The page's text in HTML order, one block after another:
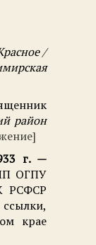
/
район
г.
ОГПУ
РСФСР
крае